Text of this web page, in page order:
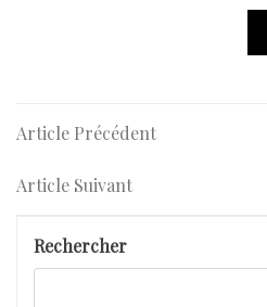
Navigation
de
Article
Article Précédent
Article
Article Suivant
Rechercher